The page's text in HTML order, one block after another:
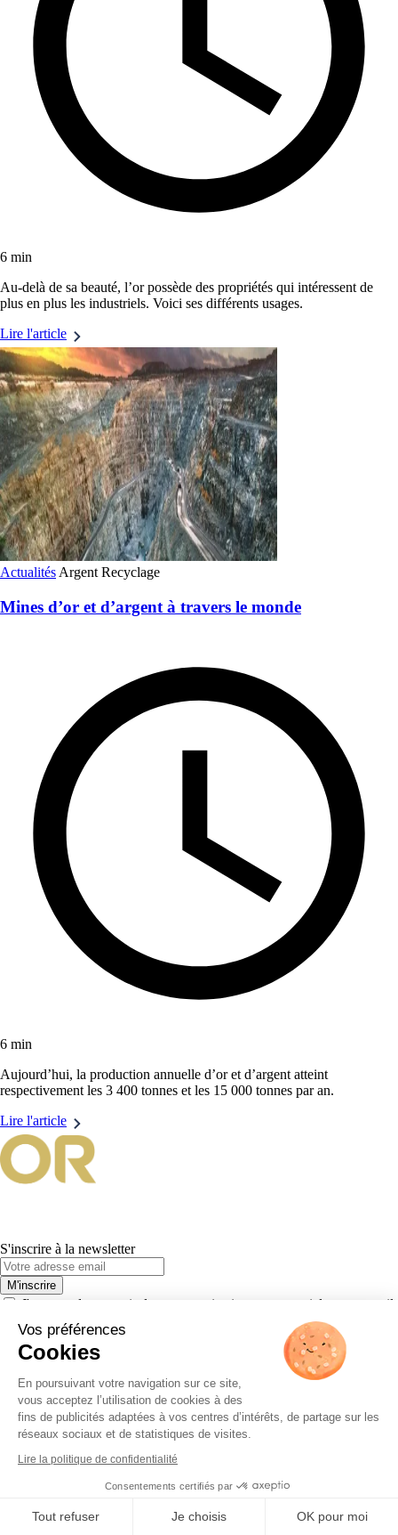
Vos préférences
Cookies
En poursuivant votre navigation sur ce site,
vous acceptez l’utilisation de cookies à des
fins de publicités adaptées à vos centres d’intérêts, de partage sur les
réseaux sociaux et de statistiques de visites.
Lire la politique de confidentialité
Consentements certifiés par
Tout refuser Je choisis OK pour moi
6 min
Au-delà de sa beauté, l’or possède des propriétés qui intéressent de
plus en plus les industriels. Voici ses différents usages.
Lire l'article
Actualités Argent Recyclage
Mines d’or et d’argent à travers le monde
6 min
Aujourd’hui, la production annuelle d’or et d’argent atteint
respectivement les 3 400 tonnes et les 15 000 tonnes par an.
Lire l'article
S'inscrire à la newsletter
M'inscrire
J'accepte de recevoir des communications commerciales par e-mail
et j'ai pris connaissance de la
politique de confidentialité.
À propos d'Or en Cash
Nos valeurs
Notre histoire
Notre charte
Activité éco-responsable
Fonds de dotation
Nous contacter
Vendre de l'Or